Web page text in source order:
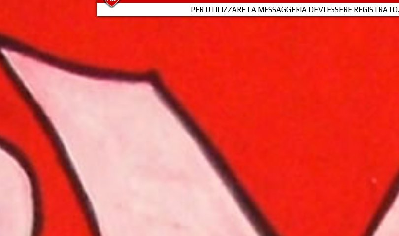
PER UTILIZZARE LA MESSAGGERIA DEVI ESSERE REGISTRATO.